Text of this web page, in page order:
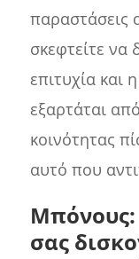
παραστάσεις
σκεφτείτε να
επιτυχία και
εξαρτάται
κοινότητας
αυτό που
Μπόνους:
σας